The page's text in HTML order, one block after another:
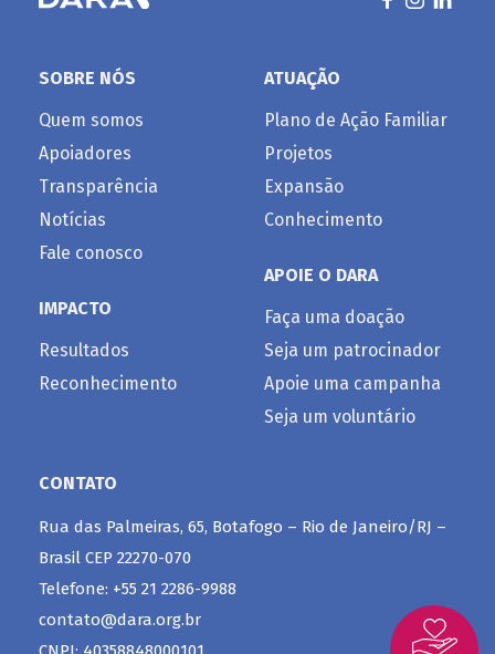
SOBRE NÓS
Quem somos
Apoiadores
Transparência
Notícias
Fale conosco
IMPACTO
Resultados
Reconhecimento
ATUAÇÃO
Plano de Ação Familiar
Projetos
Expansão
Conhecimento
APOIE O DARA
Faça uma doação
Seja um patrocinador
Apoie uma campanha
Seja um voluntário
CONTATO
Rua das Palmeiras, 65, Botafogo – Rio de Janeiro/RJ –
Brasil CEP 22270-070
Telefone: +55 21 2286-9988
contato@dara.org.br